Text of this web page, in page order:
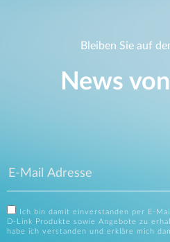
Bleiben Sie auf
News
Ich bin damit einverstanden per E-
D-Link Produkte sowie Angebote zu
habe ich verstanden und erkläre mich